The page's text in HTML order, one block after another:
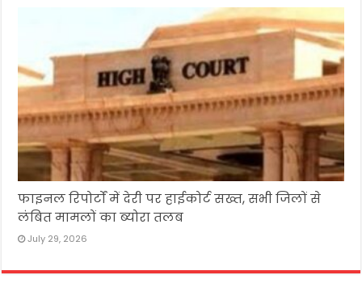
फाइनल रिपोर्टों में देरी पर हाईकोर्ट सख्त, सभी जिलों से
लंबित मामलों का ब्योरा तलब
July 29, 2026